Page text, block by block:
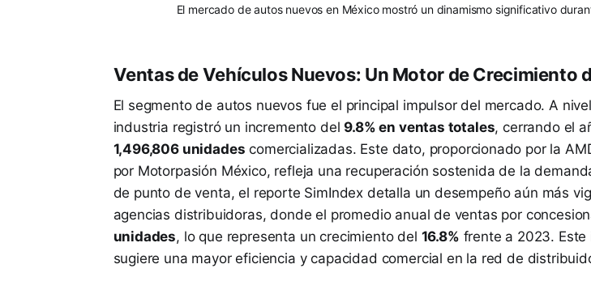
El mercado de autos nuevos en México mostró un dinamismo significativo
Ventas de Vehículos Nuevos: Un Motor de Crecimiento
El segmento de autos nuevos fue el principal impulsor del mercado. A
industria registró un incremento del 9.8% en ventas totales, cerrando el
1,496,806 unidades comercializadas. Este dato, proporcionado por la
por Motorpasión México, refleja una recuperación sostenida de la
de punto de venta, el reporte SimIndex detalla un desempeño aún más
agencias distribuidoras, donde el promedio anual de ventas por
unidades, lo que representa un crecimiento del 16.8% frente a 2023. Este
sugiere una mayor eficiencia y capacidad comercial en la red de